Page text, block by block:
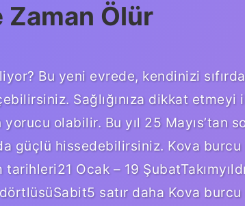
Zaman Ölür
Bu yeni evrede, kendinizi
Sağlığınıza dikkat etmeyi
olabilir. Bu yıl 25 Mayıs’tan
güçlü hissedebilirsiniz. Kova burcu
Ocak – 19
satır daha Kova burcu